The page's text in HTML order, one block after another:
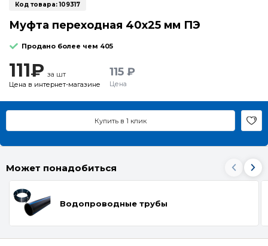
Код товара:109317
Муфта переходная 40x25 мм ПЭ
Продано более чем 405
111₽ за шт
Цена в интернет-магазине
115 ₽
Цена
Купить в 1 клик
Может понадобиться
Водопроводные трубы